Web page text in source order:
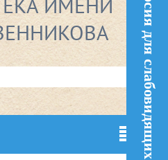
Версия для слабовидящих